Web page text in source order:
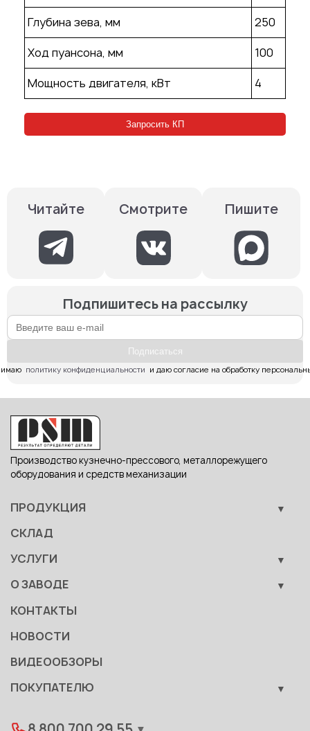
Глубина зева, мм
250
Ход пуансона, мм
100
Мощность двигателя, кВт
4
Запросить КП
Читайте Смотрите Пишите
Подпишитесь на рассылку
Подпиcаться
политику конфиденциальности
и даю согласие на обработку
Производство кузнечно-прессового, металлорежущего
оборудования и средств механизации
ПРОДУКЦИЯ
Вспомогательные средства механизации
СКЛАД
УСЛУГИ
О ЗАВОДЕ
Документы
Качество
Развитие
КОНТАКТЫ
НОВОСТИ
ВИДЕООБЗОРЫ
ПОКУПАТЕЛЮ
Дилеры